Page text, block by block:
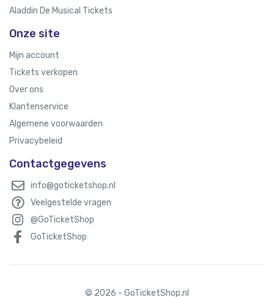
Aladdin De Musical Tickets
Onze site
Mijn account
Tickets verkopen
Over ons
Klantenservice
Algemene voorwaarden
Privacybeleid
Contactgegevens
info@goticketshop.nl
Veelgestelde vragen
@GoTicketShop
GoTicketShop
© 2026 - GoTicketShop.nl